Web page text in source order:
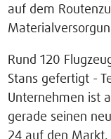
auf dem
Rund 120
Stans gefertigt -
Unternehmen ist
gerade seinen
24 auf den Markt.